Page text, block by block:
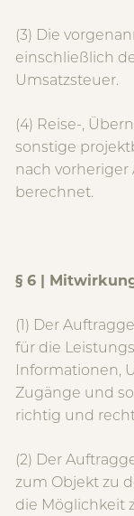
(3) Die
einschließlich
Umsatzsteuer.
(4) Reise-,
sonstige
nach
berechnet.
§ 6 |
(1) Der
für die
Informationen,
Zugänge und
richtig und
(2) Der
zum Objekt zu
die Möglichkeit